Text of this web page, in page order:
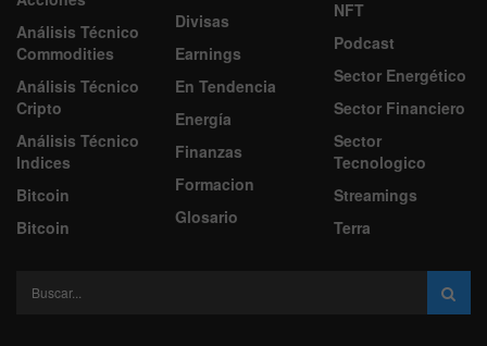
Acciones
Al Cierre Con
Bitfinanzas
Altcoins
Análisis Técnico
Acciones
Análisis Técnico
Commodities
Análisis Técnico
Análisis Técnico
Bitfinanzas Tv
Blockchain
Commodities
Cripto
DeFi
Divisas
Earnings
Juegos
Blockchain
Mercado Laboral
Metaverso
Mundo
NFT
Podcast
Sector Energético